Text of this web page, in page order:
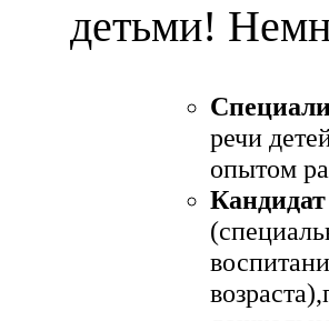
детьми!
речи
опытом